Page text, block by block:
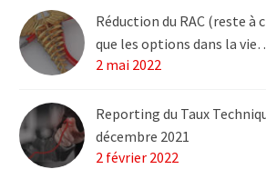
Réduction du RAC (reste à
que les options dans la
2 mai 2022
Reporting du Taux
décembre 2021
2 février 2022